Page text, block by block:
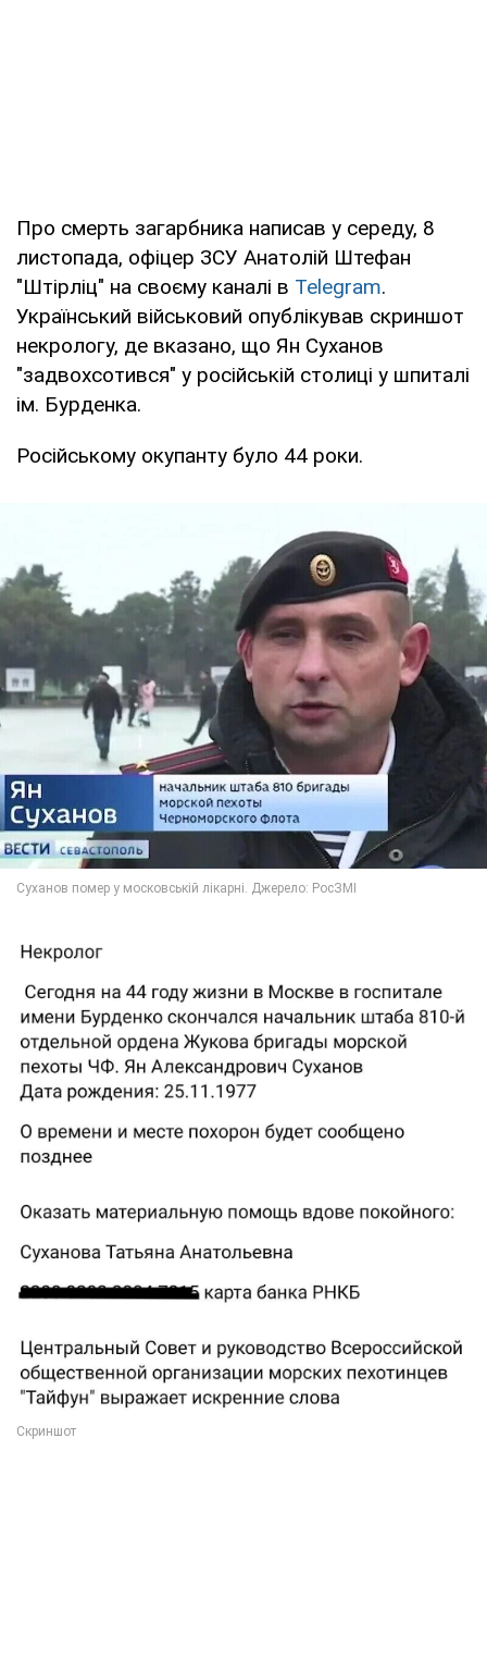
Про смерть загарбника написав у середу, 8
листопада, офіцер ЗСУ Анатолій Штефан
"Штірліц" на своєму каналі в Telegram.
Український військовий опублікував скриншот
некрологу, де вказано, що Ян Суханов
"задвохсотився" у російській столиці у шпиталі
ім. Бурденка.
Російському окупанту було 44 роки.